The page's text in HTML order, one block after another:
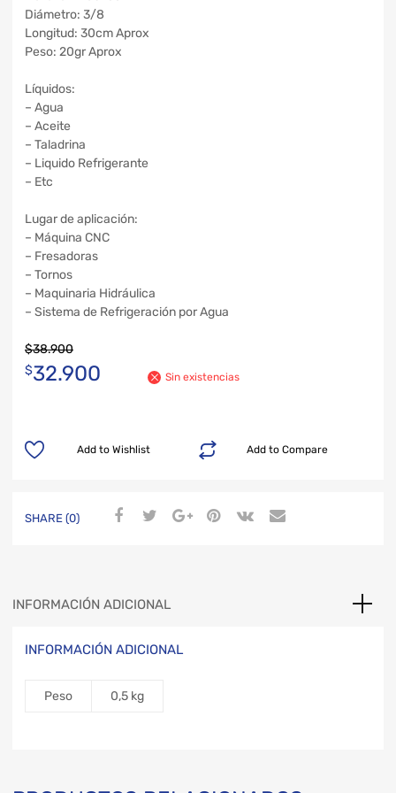
Diámetro: 3/8
Longitud: 30cm Aprox
Peso: 20gr Aprox
Líquidos:
– Agua
– Aceite
– Taladrina
– Liquido Refrigerante
– Etc
Lugar de aplicación:
– Máquina CNC
– Fresadoras
– Tornos
– Maquinaria Hidráulica
– Sistema de Refrigeración por Agua
$38.900
$32.900 Sin existencias
Add to Compare
Add to Wishlist
SHARE (0)
INFORMACIÓN ADICIONAL
INFORMACIÓN ADICIONAL
Peso 0,5 kg